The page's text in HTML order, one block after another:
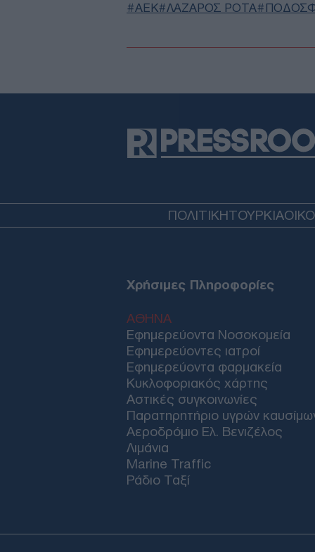
ΑΕΚ ΛΑΖΑΡΟΣ ΡΟΤΑ
ΠΟΛΙΤΙΚΗΤΟΥΡΚΙΑ
Χρήσιμες Πληροφορίες
ΑΘΗΝΑ
Εφημερεύοντα Νοσοκομεία
Εφημερεύοντες ιατροί
Εφημερεύοντα φαρμακεία
Κυκλοφοριακός χάρτης
Αστικές συγκοινωνίες
Παρατηρητήριο υγρών
Αεροδρόμιο Ελ. Βενιζέλος
Λιμάνια
Marine Traffic
Ράδιο Ταξί